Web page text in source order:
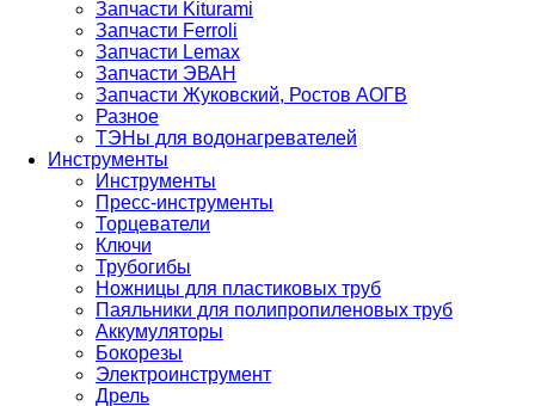
Запчасти Kiturami
Запчасти Ferroli
Запчасти Lemax
Запчасти ЭВАН
Запчасти Жуковский, Ростов АОГВ
Разное
ТЭНы для водонагревателей
Инструменты
Инструменты
Пресс-инструменты
Торцеватели
Ключи
Трубогибы
Ножницы для пластиковых труб
Паяльники для полипропиленовых труб
Аккумуляторы
Бокорезы
Электроинструмент
Дрель